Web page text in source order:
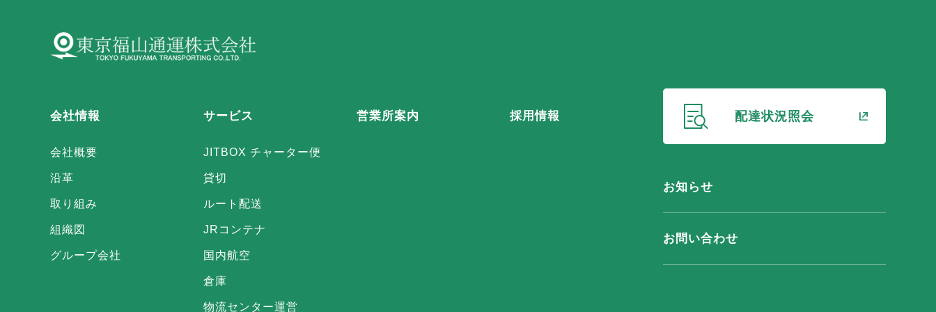
会社情報
会社概要
沿革
取り組み
組織図
グループ会社
サービス
JITBOX チャーター便
貸切
ルート配送
JRコンテナ
国内航空
倉庫
物流センター運営
営業所案内 採用情報 配達状況照会新しいウィンドウで
お知らせ
お問い合わせ